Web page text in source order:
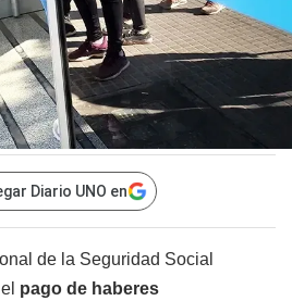
Diario UNO en
de la Seguridad Social
pago de haberes